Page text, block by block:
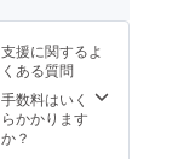
出荷時
期が遅
れる場
合があ
りま
す。）
ざいま
了承く
ださ
い。 ・
2022年
4月中旬
支援に関するよ
くある質問
手数料はいく
らかかります
か？